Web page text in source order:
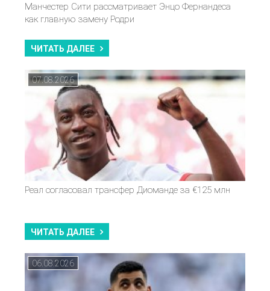
Манчестер Сити рассматривает Энцо Фернандеса
как главную замену Родри
ЧИТАТЬ ДАЛЕЕ
07.08.2026
Реал согласовал трансфер Диоманде за €125 млн
ЧИТАТЬ ДАЛЕЕ
06.08.2026